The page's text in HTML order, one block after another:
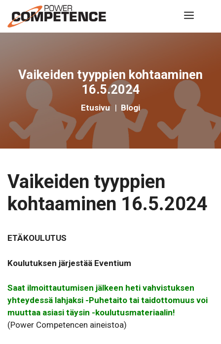
sisältöön
Vaikeiden tyyppien kohtaaminen
16.5.2024
Etusivu | Blogi
Vaikeiden tyyppien
kohtaaminen 16.5.2024
ETÄKOULUTUS
Koulutuksen järjestää Eventium
Saat ilmoittautumisen jälkeen heti vahvistuksen
yhteydessä lahjaksi -Puhetaito tai taidottomuus voi
muuttaa asiasi täysin -koulutusmateriaalin!
(Power Competencen aineistoa)